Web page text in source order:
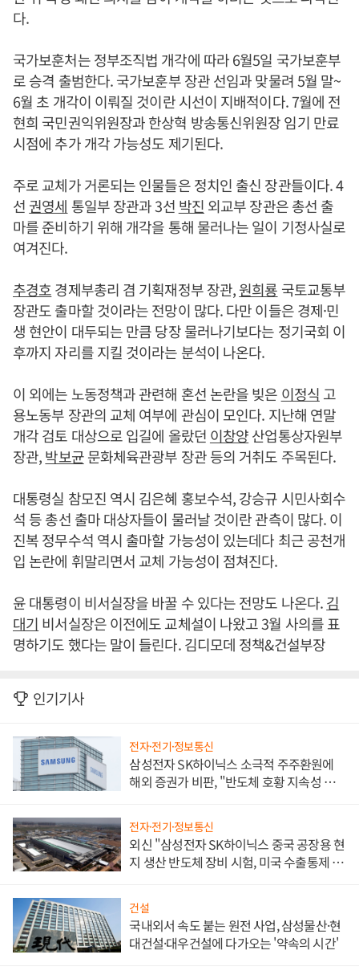
다.
국가보훈처는 정부조직법 개각에 따라 6월5일 국가보훈부
로 승격 출범한다. 국가보훈부 장관 선임과 맞물려 5월 말~
6월 초 개각이 이뤄질 것이란 시선이 지배적이다. 7월에 전
현희 국민권익위원장과 한상혁 방송통신위원장 임기 만료
시점에 추가 개각 가능성도 제기된다.
주로 교체가 거론되는 인물들은 정치인 출신 장관들이다. 4
선 권영세 통일부 장관과 3선 박진 외교부 장관은 총선 출
마를 준비하기 위해 개각을 통해 물러나는 일이 기정사실로
여겨진다.
추경호경제부총리 겸 기획재정부 장관,원희룡 국토교통부
장관도 출마할 것이라는 전망이 많다. 다만 이들은 경제·민
생 현안이 대두되는 만큼 당장 물러나기보다는 정기국회 이
후까지 자리를 지킬 것이라는 분석이 나온다.
이 외에는 노동정책과 관련해 혼선 논란을 빚은 이정식 고
용노동부 장관의 교체 여부에 관심이 모인다. 지난해 연말
개각 검토 대상으로 입길에 올랐던 이창양산업통상자원부
장관,박보균문화체육관광부 장관 등의 거취도 주목된다.
대통령실 참모진 역시 김은혜 홍보수석, 강승규 시민사회수
석 등 총선 출마 대상자들이 물러날 것이란 관측이 많다. 이
진복 정무수석 역시 출마할 가능성이 있는데다 최근 공천개
입 논란에 휘말리면서 교체 가능성이 점쳐진다.
윤 대통령이 비서실장을 바꿀 수 있다는 전망도 나온다.김
대기 비서실장은 이전에도 교체설이 나왔고 3월 사의를 표
명하기도 했다는 말이 들린다. 김디모데 정책&건설부장
인기기사
전자·전기·정보통신
삼성전자 SK하이닉스 소극적 주주환원에
해외 증권가 비판, "반도체 호황 지속성 의
전자·전기·정보통신
외신 "삼성전자 SK하이닉스 중국 공장용 현
지 생산 반도체 장비 시험, 미국 수출통제 대
건설
국내외서 속도 붙는 원전 사업, 삼성물산·현
대건설·대우건설에 다가오는 '약속의 시간'